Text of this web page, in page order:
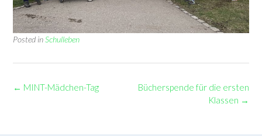
Posted inSchulleben
Post
Bücherspende für die ersten
Klassen →
← MINT-Mädchen-Tag